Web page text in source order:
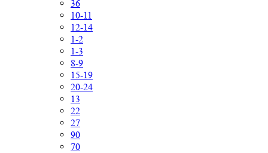
36
10-11
12-14
1-2
1-3
8-9
15-19
20-24
13
22
27
90
70